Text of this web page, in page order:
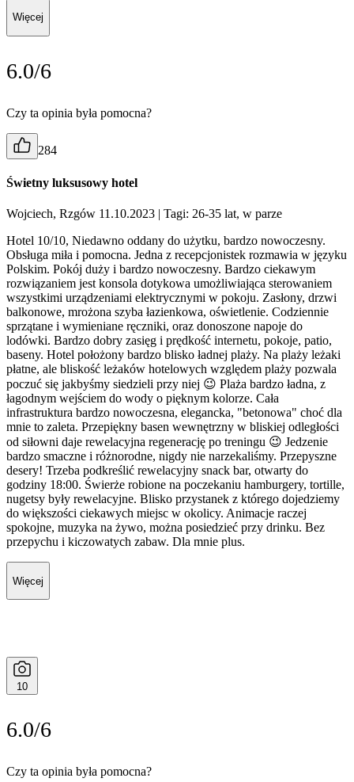
Więcej
6.0/6
Czy ta opinia była pomocna?
284
Świetny luksusowy hotel
Wojciech, Rzgów 11.10.2023 | Tagi: 26-35 lat, w parze
Hotel 10/10, Niedawno oddany do użytku, bardzo nowoczesny.
Obsługa miła i pomocna. Jedna z recepcjonistek rozmawia w języku
Polskim. Pokój duży i bardzo nowoczesny. Bardzo ciekawym
rozwiązaniem jest konsola dotykowa umożliwiająca sterowaniem
wszystkimi urządzeniami elektrycznymi w pokoju. Zasłony, drzwi
balkonowe, mrożona szyba łazienkowa, oświetlenie. Codziennie
sprzątane i wymieniane ręczniki, oraz donoszone napoje do
lodówki. Bardzo dobry zasięg i prędkość internetu, pokoje, patio,
baseny. Hotel położony bardzo blisko ładnej plaży. Na plaży leżaki
płatne, ale bliskość leżaków hotelowych względem plaży pozwala
poczuć się jakbyśmy siedzieli przy niej 😉 Plaża bardzo ładna, z
łagodnym wejściem do wody o pięknym kolorze. Cała
infrastruktura bardzo nowoczesna, elegancka, "betonowa" choć dla
mnie to zaleta. Przepiękny basen wewnętrzny w bliskiej odległości
od siłowni daje rewelacyjna regenerację po treningu 😉 Jedzenie
bardzo smaczne i różnorodne, nigdy nie narzekaliśmy. Przepyszne
desery! Trzeba podkreślić rewelacyjny snack bar, otwarty do
godziny 18:00. Świerże robione na poczekaniu hamburgery, tortille,
nugetsy były rewelacyjne. Blisko przystanek z którego dojedziemy
do większości ciekawych miejsc w okolicy. Animacje raczej
spokojne, muzyka na żywo, można posiedzieć przy drinku. Bez
przepychu i kiczowatych zabaw. Dla mnie plus.
Więcej
10
6.0/6
Czy ta opinia była pomocna?